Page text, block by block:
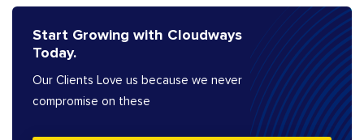
Start Growing with Cloudways
Today.
Our Clients Love us because we never
compromise on these